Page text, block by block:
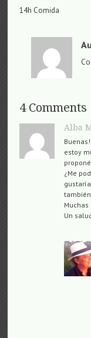
14h Comida
4 Comments
Alba
estoy
¿Me
Muchas
Un